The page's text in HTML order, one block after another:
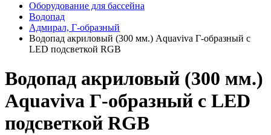
Оборудование для бассейна
Водопад
Адмирал, Г-образный
Водопад акриловый (300 мм.) Aquaviva Г-образный с
LED подсветкой RGB
Водопад акриловый (300 мм.)
Aquaviva Г-образный с LED
подсветкой RGB